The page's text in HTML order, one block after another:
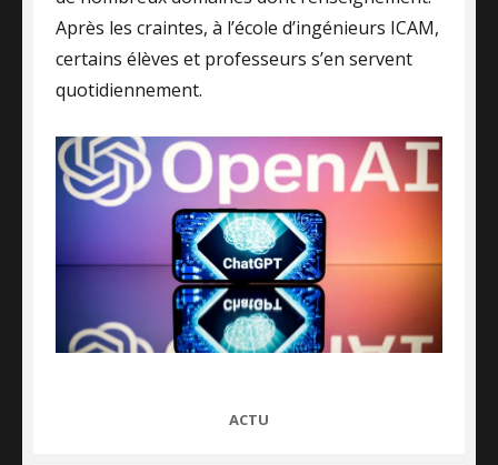
Après les craintes, à l’école d’ingénieurs ICAM,
certains élèves et professeurs s’en servent
quotidiennement.
CATEGORIES
ACTU